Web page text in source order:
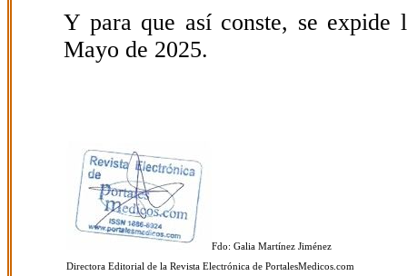
Y para que así conste, se
Mayo de 2025.
Fdo: Galia Martínez Jiménez
Directora Editorial de la Revista Electrónica de PortalesMedicos.com